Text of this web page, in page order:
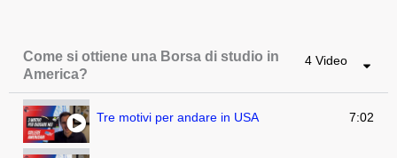
Come si ottiene una Borsa di studio in
America?
4 Video
Tre motivi per andare in USA 7:02